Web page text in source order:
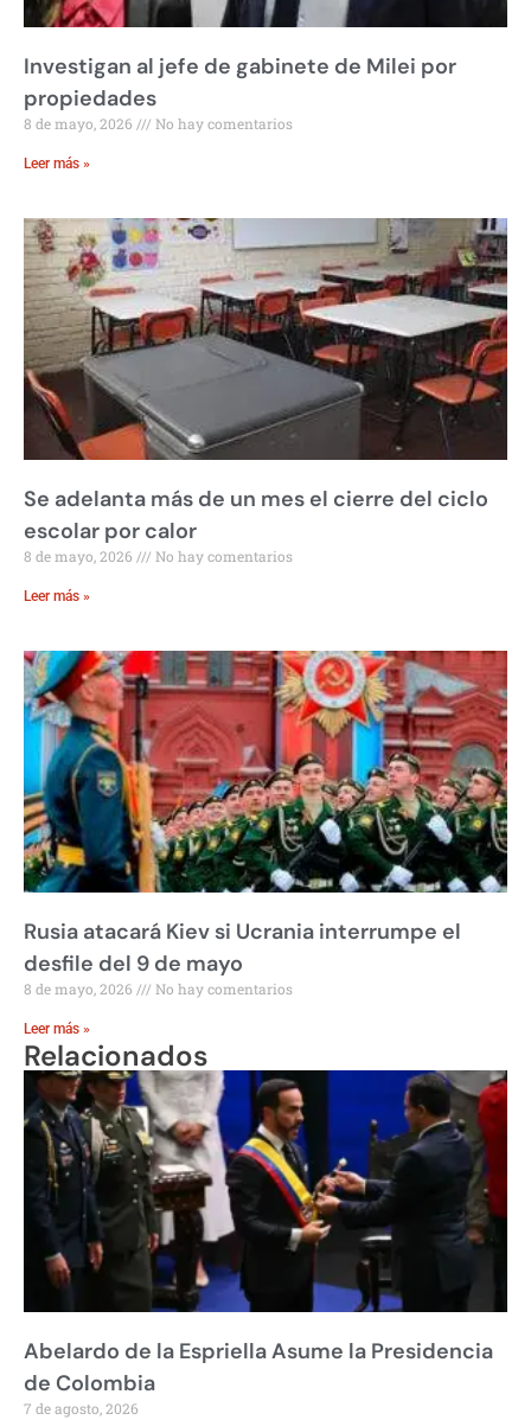
Investigan al jefe de gabinete de Milei por
propiedades
8 de mayo, 2026 No hay comentarios
Leer más »
Se adelanta más de un mes el cierre del ciclo
escolar por calor
8 de mayo, 2026 No hay comentarios
Leer más »
Rusia atacará Kiev si Ucrania interrumpe el
desfile del 9 de mayo
8 de mayo, 2026 No hay comentarios
Leer más »
Relacionados
Abelardo de la Espriella Asume la Presidencia
de Colombia
7 de agosto, 2026